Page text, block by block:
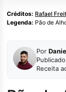
Créditos: Rafael
Legenda: Pão de
Por
Receita